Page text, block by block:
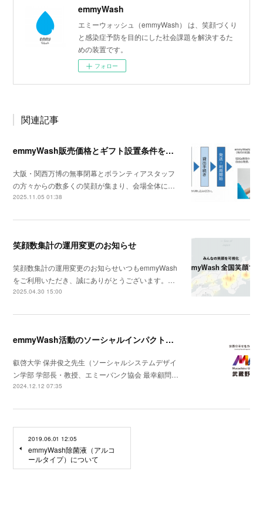
emmyWash
エミーウォッシュ（emmyWash） は、笑顔づくり
と感染症予防を目的にした社会課題を解決するた
めの装置です。
フォロー
関連記事
emmyWash販売価格とギフト設置条件を改定します
大阪・関西万博の無事閉幕とボランティアスタッフ
の方々からの数多くの笑顔が集まり、会場全体に…
2025.11.05 01:38
笑顔数集計の運用変更のお知らせ
笑顔数集計の運用変更のお知らせいつもemmyWash
をご利用いただき、誠にありがとうございます。…
2025.04.30 15:00
emmyWash活動のソーシャルインパクトに関する活動が学術論文化されました
叡啓大学 保井俊之先生（ソーシャルシステムデザイ
ン学部 学部長・教授、エミーバンク協会 最幸顧問…
2024.12.12 07:35
2019.06.01 12:05
emmyWash除菌液（アルコ
ールタイプ）について